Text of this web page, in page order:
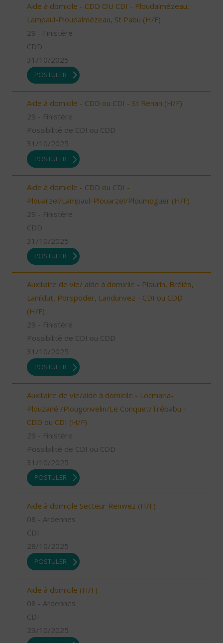
Aide à domicile - CDD OU CDI - Ploudalmézeau,
Lampaul-Ploudalmézeau, St Pabu (H/F)
29 - Finistère
CDD
31/10/2025
POSTULER
Aide à domicile - CDD ou CDI - St Renan (H/F)
29 - Finistère
Possibilité de CDI ou CDD
31/10/2025
POSTULER
Aide à domicile - CDD ou CDI -
Plouarzel/Lampaul-Plouarzel/Ploumoguer (H/F)
29 - Finistère
CDD
31/10/2025
POSTULER
Auxiliaire de vie/ aide à domicile - Plourin, Brélès,
Lanildut, Porspoder, Landunvez - CDI ou CDD
(H/F)
29 - Finistère
Possibilité de CDI ou CDD
31/10/2025
POSTULER
Auxiliaire de vie/aide à domicile - Locmaria-
Plouzané /Plougonvelin/Le Conquet/Trébabu -
CDD ou CDI (H/F)
29 - Finistère
Possibilité de CDI ou CDD
31/10/2025
POSTULER
Aide à domicile Secteur Renwez (H/F)
08 - Ardennes
CDI
28/10/2025
POSTULER
Aide à domicile (H/F)
08 - Ardennes
CDI
23/10/2025